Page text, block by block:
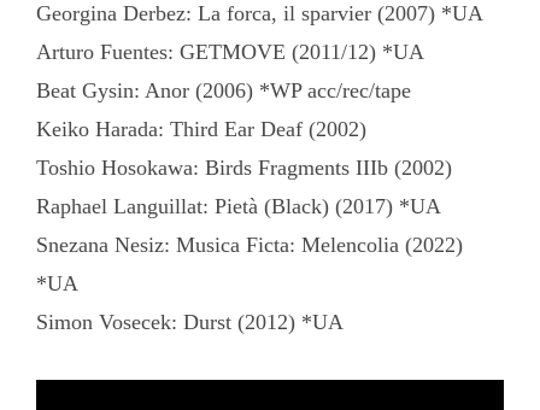
Georgina Derbez: La forca, il sparvier (2007) *UA
Arturo Fuentes: GETMOVE (2011/12) *UA
Beat Gysin: Anor (2006) *WP acc/rec/tape
Keiko Harada: Third Ear Deaf (2002)
Toshio Hosokawa: Birds Fragments IIIb (2002)
Raphael Languillat: Pietà (Black) (2017) *UA
Snezana Nesiz: Musica Ficta: Melencolia (2022)
*UA
Simon Vosecek: Durst (2012) *UA